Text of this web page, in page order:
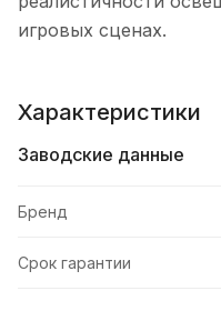
игровых сценах.
Характеристики
Заводские данные
Бренд
Срок гарантии